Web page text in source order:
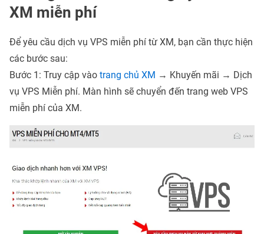
XM miễn phí
Để yêu cầu dịch vụ VPS miễn phí từ XM, bạn cần thực hiện
các bước sau:
Bước 1: Truy cập vào trang chủ XM → Khuyến mãi → Dịch
vụ VPS Miễn phí. Màn hình sẽ chuyển đến trang web VPS
miễn phí của XM.